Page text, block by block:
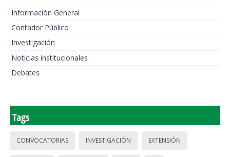
Información General
Contador Público
Investigación
Noticias institucionales
Debates
Tags
CONVOCATORIAS INVESTIGACIÓN EXTENSIÓN